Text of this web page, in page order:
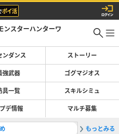
ンスターハンターワ
ンダンス ストーリー
強武器 ゴグマジオス
具一覧 スキルシミュ
デ情報 マルチ募集
2大剣の
もっとみる